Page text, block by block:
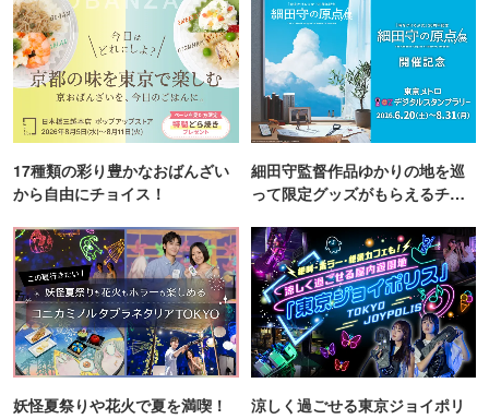
17種類の彩り豊かなおばんざい
から自由にチョイス！
細田守監督作品ゆかりの地を巡
って限定グッズがもらえるチャ
妖怪夏祭りや花火で夏を満喫！
涼しく過ごせる東京ジョイポリ